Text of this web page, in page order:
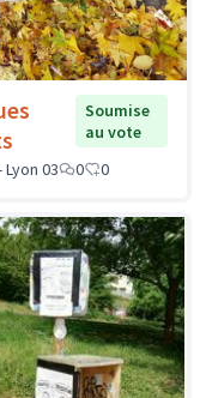
Soumise
au vote
03
0 0